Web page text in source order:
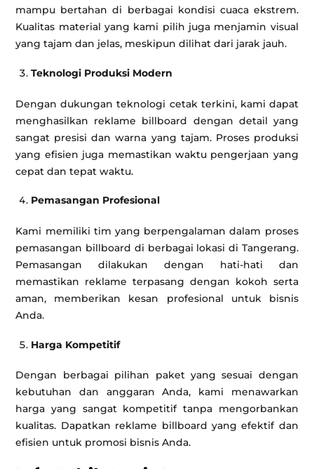
mampu bertahan di berbagai kondisi cuaca ekstrem.
Kualitas material yang kami pilih juga menjamin visual
yang tajam dan jelas, meskipun dilihat dari jarak jauh.
Teknologi Produksi Modern
Dengan dukungan teknologi cetak terkini, kami dapat
menghasilkan reklame billboard dengan detail yang
sangat presisi dan warna yang tajam. Proses produksi
yang efisien juga memastikan waktu pengerjaan yang
cepat dan tepat waktu.
Pemasangan Profesional
Kami memiliki tim yang berpengalaman dalam proses
pemasangan billboard di berbagai lokasi di Tangerang.
Pemasangan dilakukan dengan hati-hati dan
memastikan reklame terpasang dengan kokoh serta
aman, memberikan kesan profesional untuk bisnis
Anda.
Harga Kompetitif
Dengan berbagai pilihan paket yang sesuai dengan
kebutuhan dan anggaran Anda, kami menawarkan
harga yang sangat kompetitif tanpa mengorbankan
kualitas. Dapatkan reklame billboard yang efektif dan
efisien untuk promosi bisnis Anda.